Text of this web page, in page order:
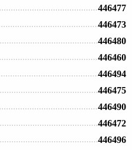
446477
446473
446480
446460
446494
446475
446490
446472
446496